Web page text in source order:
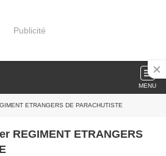
Publicité
MENU
ETRANGERS DE PARACHUTISTE
REGIMENT ETRANGERS